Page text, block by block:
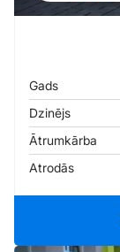
Gads
Dzinējs
Ātrumkārba
Atrodās